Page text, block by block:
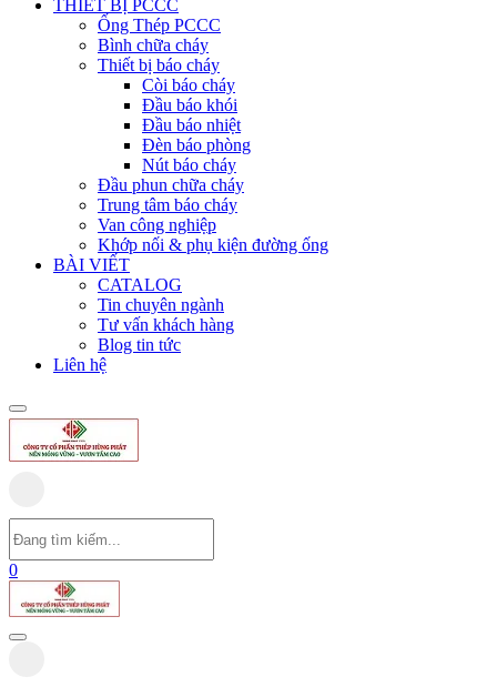
THIẾT BỊ PCCC
Ống Thép PCCC
Bình chữa cháy
Thiết bị báo cháy
Còi báo cháy
Đầu báo khói
Đầu báo nhiệt
Đèn báo phòng
Nút báo cháy
Đầu phun chữa cháy
Trung tâm báo cháy
Van công nghiệp
Khớp nối & phụ kiện đường ống
BÀI VIẾT
CATALOG
Tin chuyên ngành
Tư vấn khách hàng
Blog tin tức
Liên hệ
0